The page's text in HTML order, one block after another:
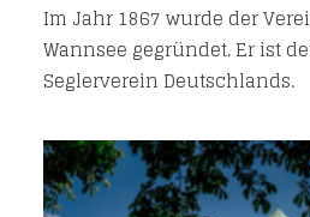
Im Jahr 1867 wurde der
Wannsee gegründet. Er ist
Seglerverein Deutschlands.